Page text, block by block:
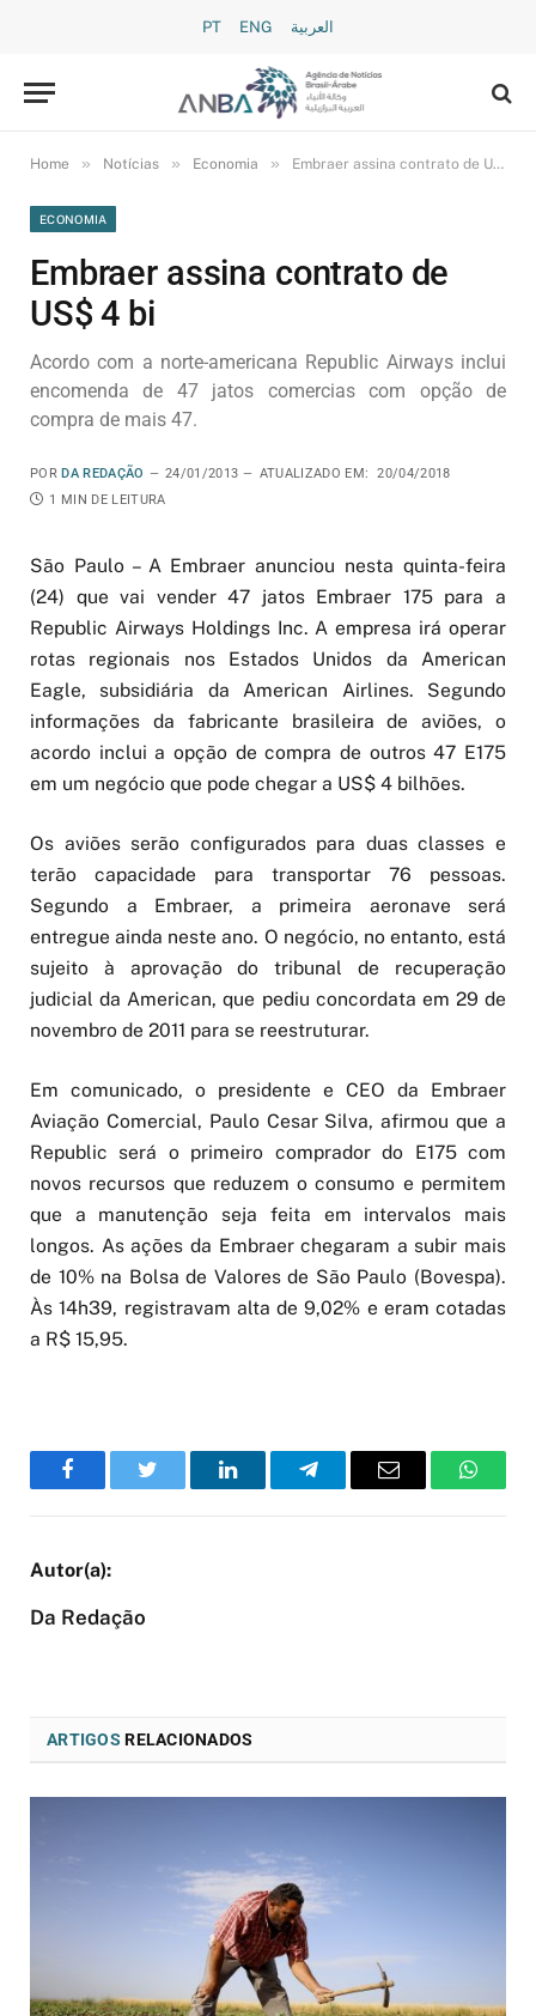
PT ENG العربية
Home » Notícias » Economia » Embraer assina contrato de US$ 4 bi
ECONOMIA
Embraer assina contrato de
US$ 4 bi
Acordo com a norte-americana Republic Airways inclui
encomenda de 47 jatos comercias com opção de
compra de mais 47.
POR DA REDAÇÃO 24/01/2013 ATUALIZADO EM:
20/04/2018
1 MIN DE LEITURA
São Paulo – A Embraer anunciou nesta quinta-feira
(24) que vai vender 47 jatos Embraer 175 para a
Republic Airways Holdings Inc. A empresa irá operar
rotas regionais nos Estados Unidos da American
Eagle, subsidiária da American Airlines. Segundo
informações da fabricante brasileira de aviões, o
acordo inclui a opção de compra de outros 47 E175
em um negócio que pode chegar a US$ 4 bilhões.
Os aviões serão configurados para duas classes e
terão capacidade para transportar 76 pessoas.
Segundo a Embraer, a primeira aeronave será
entregue ainda neste ano. O negócio, no entanto, está
sujeito à aprovação do tribunal de recuperação
judicial da American, que pediu concordata em 29 de
novembro de 2011 para se reestruturar.
Em comunicado, o presidente e CEO da Embraer
Aviação Comercial, Paulo Cesar Silva, afirmou que a
Republic será o primeiro comprador do E175 com
novos recursos que reduzem o consumo e permitem
que a manutenção seja feita em intervalos mais
longos. As ações da Embraer chegaram a subir mais
de 10% na Bolsa de Valores de São Paulo (Bovespa).
Às 14h39, registravam alta de 9,02% e eram cotadas
a R$ 15,95.
FacebookTwitter LinkedInTelegramEmail
Da Redação
ARTIGOS RELACIONADOS